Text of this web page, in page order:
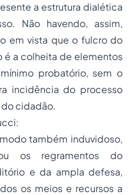
a estrutura dialética
Não havendo, assim,
em vista que o fulcro do
a colheita de elementos
probatório, sem o
incidência do processo
do cidadão.
também induvidoso,
os regramentos do
e da ampla defesa,
os meios e recursos a